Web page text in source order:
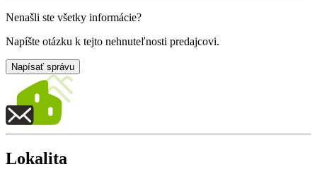
Nenašli ste všetky informácie?
Napíšte otázku k tejto nehnuteľnosti predajcovi.
Napísať správu
Lokalita